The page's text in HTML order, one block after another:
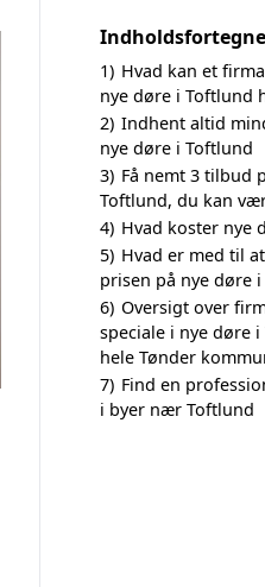
1) Hvad kan et
nye døre i Toftlund
2) Indhent altid
nye døre i Toftlund
3) Få nemt 3 tilbud
Toftlund, du kan
4) Hvad koster nye
5) Hvad er med til
prisen på nye døre
6) Oversigt over
speciale i nye døre
hele Tønder
7) Find en
i byer nær Toftlund